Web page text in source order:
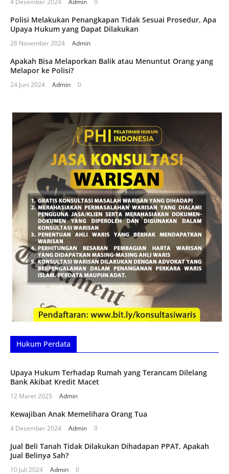
4 Desember 2024 Admin 0
Polisi Melakukan Penangkapan Tidak Sesuai Prosedur, Apa
Upaya Hukum yang Dapat Dilakukan
28 November 2024 Admin
Apakah Bisa Melaporkan Balik atau Menuntut Orang yang
Melapor ke Polisi?
24 Juni 2024 Admin 0
Hukum Perdata
Upaya Hukum Terhadap Rumah yang Terancam Dilelang
Bank Akibat Kredit Macet
12 Maret 2025 Admin
Kewajiban Anak Memelihara Orang Tua
4 Desember 2024 Admin 0
Jual Beli Tanah Tidak Dilakukan Dihadapan PPAT, Apakah
Jual Belinya Sah?
10 Juli 2024 Admin 0